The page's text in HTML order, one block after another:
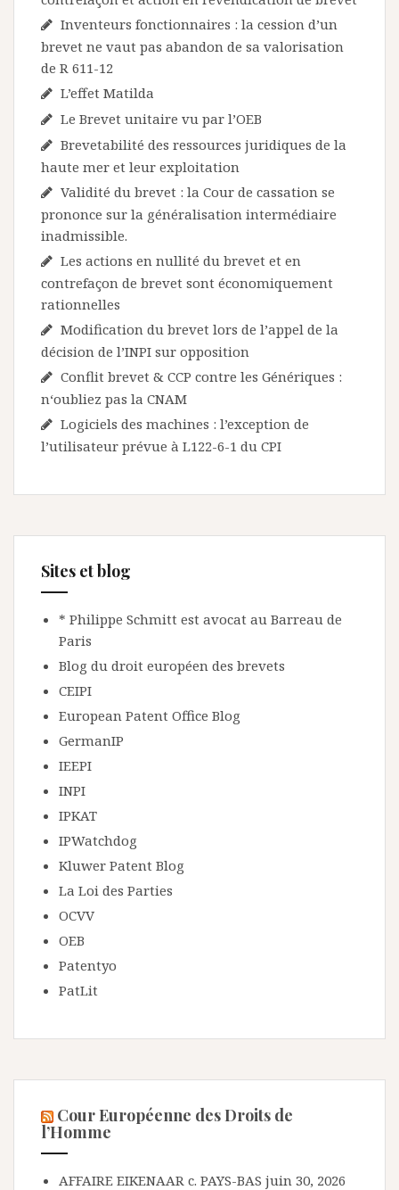
Inventeurs fonctionnaires : la cession d’un
brevet ne vaut pas abandon de sa valorisation
de R 611-12
L’effet Matilda
Le Brevet unitaire vu par l’OEB
Brevetabilité des ressources juridiques de la
haute mer et leur exploitation
Validité du brevet : la Cour de cassation se
prononce sur la généralisation intermédiaire
inadmissible.
Les actions en nullité du brevet et en
contrefaçon de brevet sont économiquement
rationnelles
Modification du brevet lors de l’appel de la
décision de l’INPI sur opposition
Conflit brevet & CCP contre les Génériques :
n‘oubliez pas la CNAM
Logiciels des machines : l’exception de
l’utilisateur prévue à L122-6-1 du CPI
Sites et blog
* Philippe Schmitt est avocat au Barreau de
Paris
Blog du droit européen des brevets
CEIPI
European Patent Office Blog
GermanIP
IEEPI
INPI
IPKAT
IPWatchdog
Kluwer Patent Blog
La Loi des Parties
OCVV
OEB
Patentyo
PatLit
Cour Européenne des Droits de
l’Homme
AFFAIRE EIKENAAR c. PAYS-BAS juin 30, 2026